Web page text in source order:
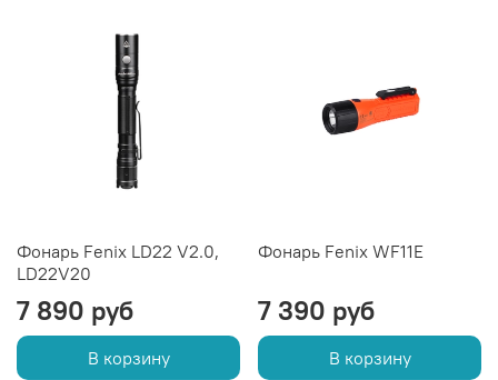
Фонарь Fenix LD22 V2.0,
LD22V20
7 890 руб
В корзину
Фонарь Fenix WF11E
7 390 руб
В корзину